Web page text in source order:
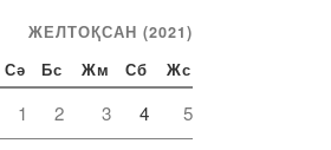
ЖЕЛТОҚСАН (2021)
Сә Бс Жм Сб Жс
1 2 3 4 5